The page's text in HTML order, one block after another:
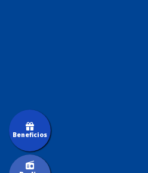
Beneficios